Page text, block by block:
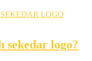
sekedar logo?